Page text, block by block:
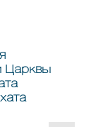
Царквы